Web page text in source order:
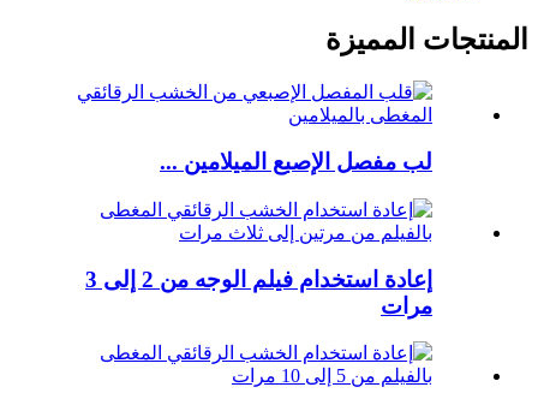
المنتجات المميزة
لب مفصل الإصبع الميلامين ...
إعادة استخدام فيلم الوجه من 2 إلى 3
مرات